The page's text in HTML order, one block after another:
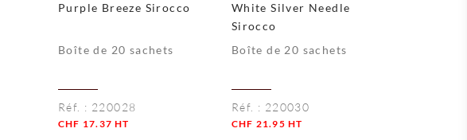
Purple Breeze Sirocco
Boîte de 20 sachets
Réf. : 220028
CHF 17.37 HT
White Silver Needle
Sirocco
Boîte de 20 sachets
Réf. : 220030
CHF 21.95 HT